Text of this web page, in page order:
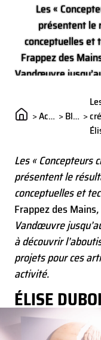
Les «
présentent le
conceptuelles et
Frappez des
Vandœuvre
projets pour ces
> Actualités > Blog >
Les « Concepteurs
présentent le
conceptuelles et
Frappez des Mains
Vandœuvre
à découvrir
projets pour ces
activité.
ÉLISE